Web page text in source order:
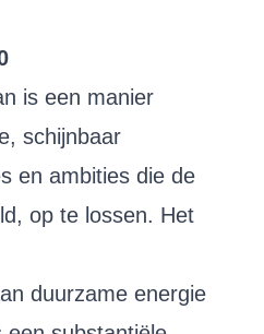
is een manier
schijnbaar
en ambities die de
op te lossen. Het
duurzame energie